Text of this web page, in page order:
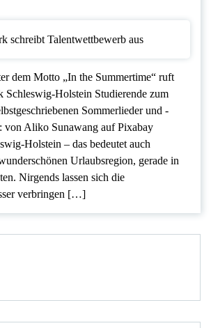
dem Motto „In the Summertime“ ruft
Schleswig-Holstein Studierende zum
Sommerlieder und -
von Aliko Sunawang auf Pixabay
Holstein – das bedeutet auch
Urlaubsregion, gerade in
Nirgends lassen sich die
verbringen […]